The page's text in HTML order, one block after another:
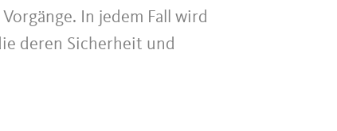
In jedem Fall wird
deren Sicherheit und